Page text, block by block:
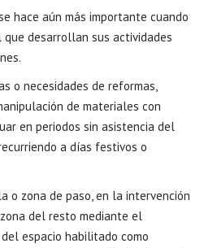
hace aún más importante cuando
desarrollan sus actividades
o necesidades de reformas,
de materiales con
en periodos sin asistencia del
a días festivos o
o zona de paso, en la intervención
del resto mediante el
espacio habilitado como